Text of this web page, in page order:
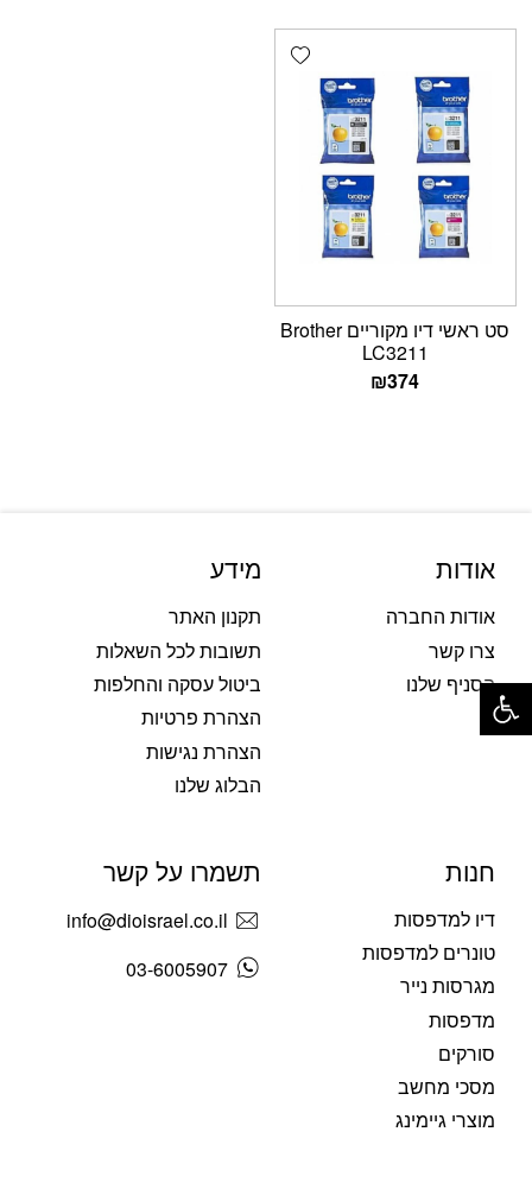
Add wishlist
סט ראשי דיו מקוריים Brother
LC3211
₪374
אודות
אודות החברה
צרו קשר
הסניף שלנו
מידע
תקנון האתר
תשובות לכל השאלות
ביטול עסקה והחלפות
הצהרת פרטיות
הצהרת נגישות
הבלוג שלנו
חנות
דיו למדפסות
טונרים למדפסות
מגרסות נייר
מדפסות
סורקים
מסכי מחשב
מוצרי גיימינג
תשמרו על קשר
info@dioisrael.co.il
03-6005907
פתח סרגל נגישות